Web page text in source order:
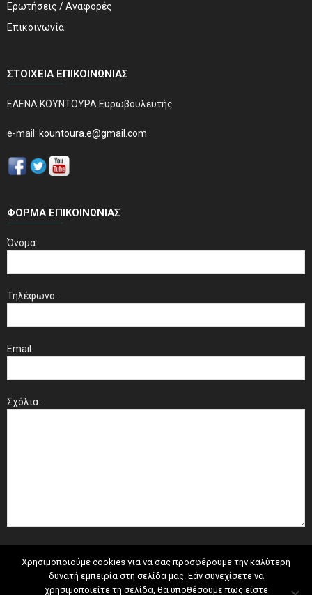
Ερωτήσεις / Αναφορές
Επικοινωνία
ΣΤΟΙΧΕΊΑ ΕΠΙΚΟΙΝΩΝΊΑΣ
ΕΛΕΝΑ ΚΟΥΝΤΟΥΡΑ Ευρωβουλευτής
e-mail: kountoura.e@gmail.com
ΦΌΡΜΑ ΕΠΙΚΟΙΝΩΝΊΑΣ
Όνομα:
Τηλέφωνο:
Email:
Σχόλια:
Χρησιμοποιούμε cookies για να σας προσφέρουμε την καλύτερη
δυνατή εμπειρία στη σελίδα μας. Εάν συνεχίσετε να
χρησιμοποιείτε τη σελίδα, θα υποθέσουμε πως είστε